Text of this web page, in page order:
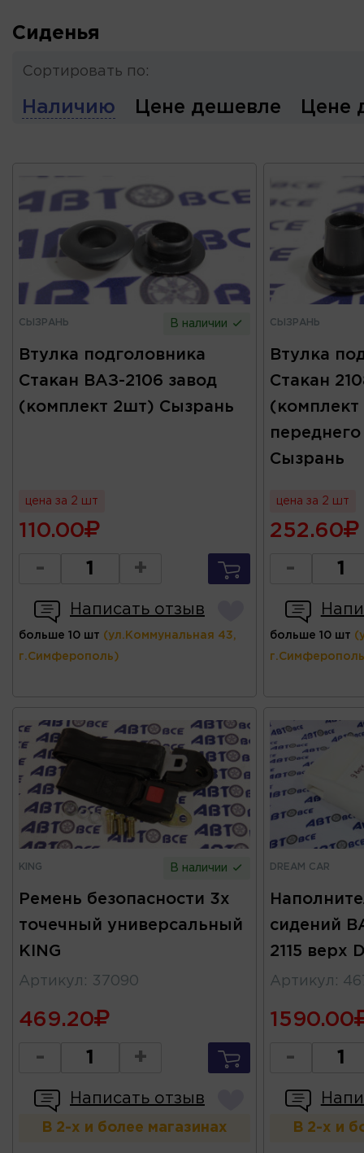
Сиденья
Сортировать по:
Наличию Цене дешевле Цене
СЫЗРАНЬ В наличии
Втулка подголовника
Стакан ВАЗ-2106 завод
(комплект 2шт) Сызрань
цена за 2 шт
110.00
- +
Написать отзыв
больше 10 шт (ул.Коммунальная 43,
г.Симферополь)
СЫЗРАНЬ
Втулка
Стакан
(комплект
Сызрань
цена за 2 шт
252.60
-
больше 10 шт
KING В наличии
Ремень безопасности 3х
точечный универсальный
KING
Артикул : 37090
469.20
- +
Написать отзыв
В 2-х и более магазинах
DREAM CAR
сидений
2115 верх
Артикул :
1590.00
-
В 2-х и